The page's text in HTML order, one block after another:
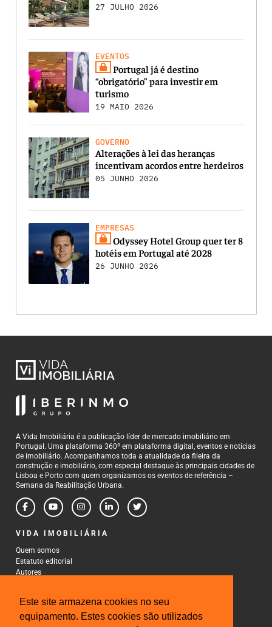
Este site armazena cookies no seu
equipamento. Estes cookies são utilizados
27 JULHO 2026
EVENTOS
Portugal já é destino
“obrigatório” para investir em
turismo
19 MAIO 2026
GOVERNO
Alterações à lei das heranças
incentivam acordos entre herdeiros
05 JUNHO 2026
EMPRESAS
Odyssey Hotel Group quer ter 8
hotéis em Portugal até 2028
26 JUNHO 2026
A Vida Imobiliária é a publicação líder de mercado imobiliário em
Portugal. Uma plataforma 360º em plataforma digital, eventos e notícias
de imobiliário. Acompanhamos toda a atualidade da fileira da
construção e imobiliário, com especial destaque às principais cidades de
Lisboa e Porto com quem organizamos os eventos de referência –
Semana da Reabilitação Urbana.
VIDA IMOBILIÁRIA
Quem somos
Estatuto editorial
Autores
CONTACTOS